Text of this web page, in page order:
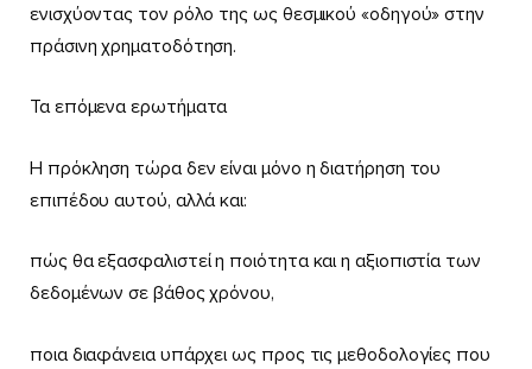
ενισχύοντας τον ρόλο της ως θεσμικού «οδηγού» στην
πράσινη χρηματοδότηση.
Τα επόμενα ερωτήματα
Η πρόκληση τώρα δεν είναι μόνο η διατήρηση του
επιπέδου αυτού, αλλά και:
πώς θα εξασφαλιστεί η ποιότητα και η αξιοπιστία των
δεδομένων σε βάθος χρόνου,
ποια διαφάνεια υπάρχει ως προς τις μεθοδολογίες που